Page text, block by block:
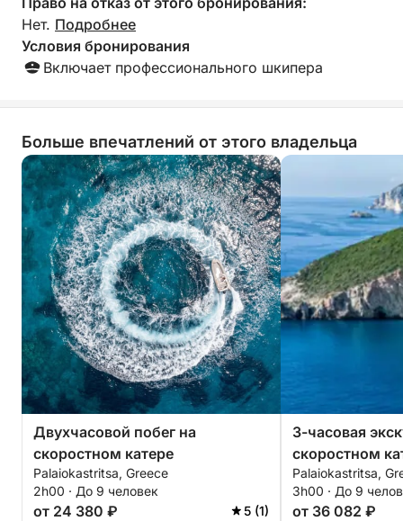
Нет. Подробнее
Условия бронирования
Включает профессионального шкипера
Больше впечатлений от этого владельца
Двухчасовой побег на
скоростном катере
Palaiokastritsa, Greece
2h00 · До 9 человек
от 24 380 ₽ 5 (1)
3-часовая
скоростном
Palaiokastritsa,
3h00 · До 9
от 36 082 ₽